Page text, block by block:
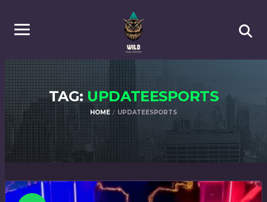
TAG:UPDATEESPORTS
HOME UPDATEESPORTS